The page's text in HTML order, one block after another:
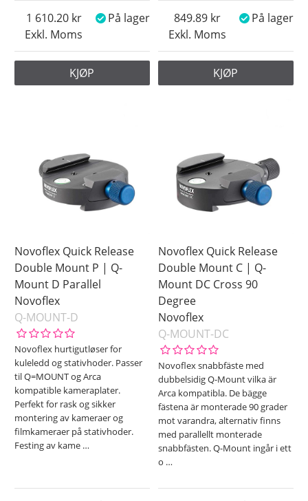
Exkl. Moms
1 610.20 På lager
KJØP
Exkl. Moms
849.89 På lager
KJØP
Novoflex Quick Release
Double Mount P | Q-
Mount D Parallel
Novoflex
Q-MOUNT-D
Novoflex hurtigutløser for
kuleledd og stativhoder. Passer
til Q=MOUNT og Arca
kompatible kameraplater.
Perfekt for rask og sikker
montering av kameraer og
filmkameraer på stativhoder.
Festing av kame …
Novoflex Quick Release
Double Mount C | Q-
Mount DC Cross 90
Degree
Novoflex
Q-MOUNT-DC
Novoflex snabbfäste med
dubbelsidig Q-Mount vilka är
Arca kompatibla. De bägge
fästena är monterade 90 grader
mot varandra, alternativ finns
med parallellt monterade
snabbfästen. Q-Mount ingår i ett
o …